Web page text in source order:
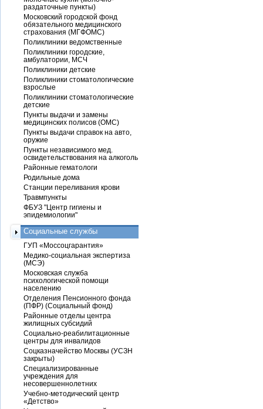
раздаточные пункты)
Московский городской фонд
обязательного медицинского
страхования (МГФОМС)
Поликлиники ведомственные
Поликлиники городские,
амбулатории, МСЧ
Поликлиники детские
Поликлиники стоматологические
взрослые
Поликлиники стоматологические
детские
Пункты выдачи и замены
медицинских полисов (ОМС)
Пункты выдачи справок на авто,
оружие
Пункты независимого мед.
освидетельствования на алкоголь
Районные гематологи
Родильные дома
Станции переливания крови
Травмпункты
ФБУЗ "Центр гигиены и
эпидемиологии"
Социальные службы
ГУП «Моссоцгарантия»
Медико-социальная экспертиза
(МСЭ)
Московская служба
психологической помощи
населению
Отделения Пенсионного фонда
(ПФР) (Социальный фонд)
Районные отделы центра
жилищных субсидий
Социально-реабилитационные
центры для инвалидов
Соцказначейство Москвы (УСЗН
закрыты)
Специализированные
учреждения для
несовершеннолетних
Учебно-методический центр
«Детство»